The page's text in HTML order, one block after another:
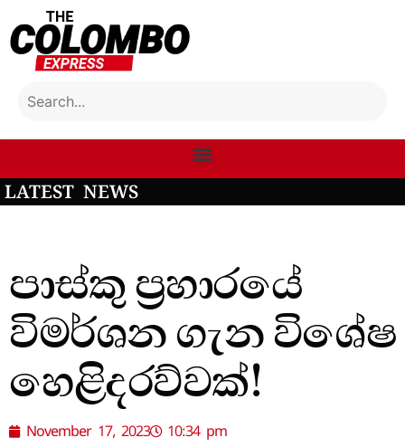
LATEST NEWS
පාස්කු ප්‍රහාරයේ
විමර්ශන ගැන විශේෂ
හෙළිදරව්වක්!
November 17, 2023 10:34 pm